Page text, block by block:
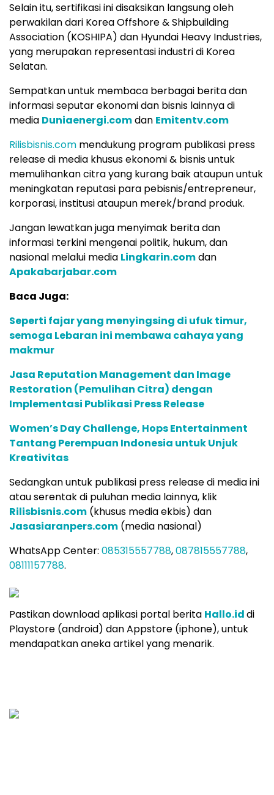
Selain itu, sertifikasi ini disaksikan langsung oleh
perwakilan dari Korea Offshore & Shipbuilding
Association (KOSHIPA) dan Hyundai Heavy Industries,
yang merupakan representasi industri di Korea
Selatan.
Sempatkan untuk membaca berbagai berita dan
informasi seputar ekonomi dan bisnis lainnya di
media Duniaenergi.comdan Emitentv.com
Rilisbisnis.com mendukung program publikasi press
release di media khusus ekonomi & bisnis untuk
memulihankan citra yang kurang baik ataupun untuk
meningkatan reputasi para pebisnis/entrepreneur,
korporasi, institusi ataupun merek/brand produk.
Jangan lewatkan juga menyimak berita dan
informasi terkini mengenai politik, hukum, dan
nasional melalui media Lingkarin.comdan
Apakabarjabar.com
Baca Juga:
Seperti fajar yang menyingsing di ufuk timur,
semoga Lebaran ini membawa cahaya yang
makmur
Jasa Reputation Management dan Image
Restoration (Pemulihan Citra) dengan
Implementasi Publikasi Press Release
Women’s Day Challenge, Hops Entertainment
Tantang Perempuan Indonesia untuk Unjuk
Kreativitas
Sedangkan untuk publikasi press release di media ini
atau serentak di puluhan media lainnya, klik
Rilisbisnis.com (khusus media ekbis) dan
Jasasiaranpers.com (media nasional)
WhatsApp Center: 085315557788,087815557788,
08111157788.
Pastikan download aplikasi portal berita Hallo.iddi
Playstore (android) dan Appstore (iphone), untuk
mendapatkan aneka artikel yang menarik.